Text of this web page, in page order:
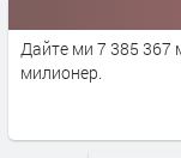
Дайте ми 7 385 367
милионер.